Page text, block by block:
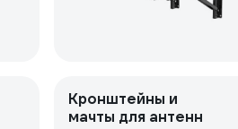
Кронштейны и
мачты для антенн